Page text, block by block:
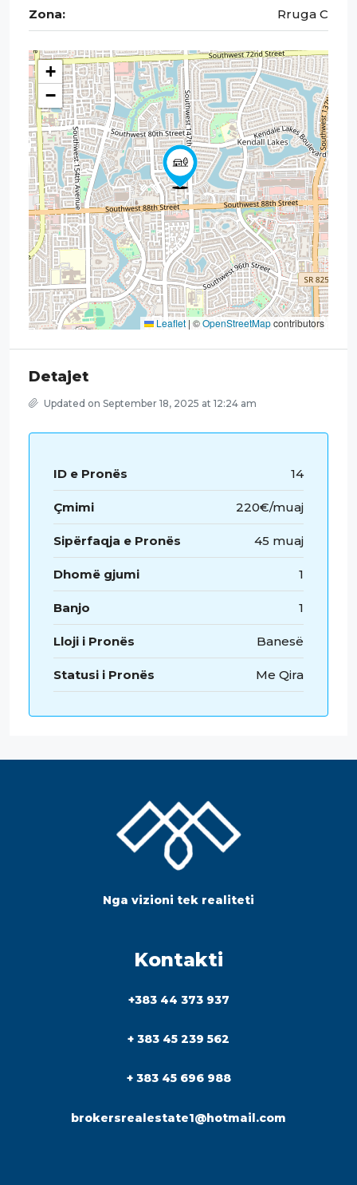
Zona: Rruga C
+
−
Leaflet | ©OpenStreetMapcontributors
Detajet
Updated on September 18, 2025 at 12:24 am
ID e Pronës 14
Çmimi 220€/muaj
Sipërfaqja e Pronës 45 muaj
Dhomë gjumi 1
Banjo 1
Lloji i Pronës Banesë
Statusi i Pronës Me Qira
Nga vizioni tek realiteti
Kontakti
+383 44 373 937
+ 383 45 239 562
+ 383 45 696 988
brokersrealestate1@hotmail.com